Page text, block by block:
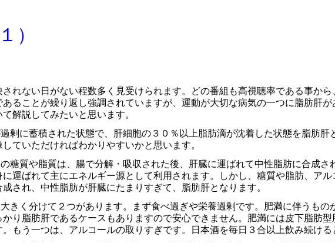
）
れない日がない程数多く見受けられます。どの番組も高視聴率である事か
ることが繰り返し強調されていますが、運動が大切な病気の一つに脂肪肝
解説してみたいと思います。
剰に蓄積された状態で、肝細胞の３０％以上脂肪滴が沈着した状態を脂肪
ていただければわかりやすいかと思います。
の糖質や脂質は、腸で分解・吸収された後、肝臓に運ばれて中性脂肪に合成
運ばれて主にエネルギー源として利用されます。しかし、糖質や脂肪、ア
され、中性脂肪が肝臓にたまりすぎて、脂肪肝となります。
きく分けて２つがあります。まず食べ過ぎや栄養過剰です。肥満に伴うも
り脂肪肝であるケースもありますので安心できません。肥満には皮下脂肪
もう一つは、アルコールの取りすぎです。日本酒を毎日３合以上飲み続ける